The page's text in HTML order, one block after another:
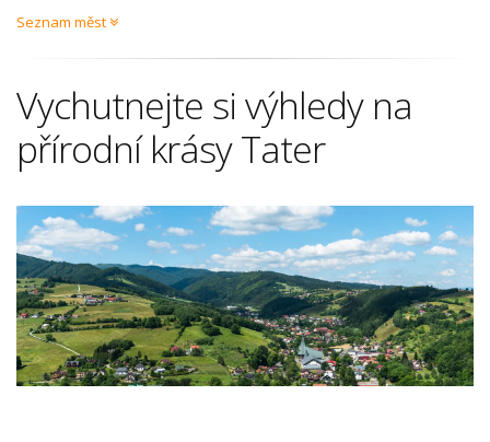
Seznam měst
Vychutnejte si výhledy na
přírodní krásy Tater